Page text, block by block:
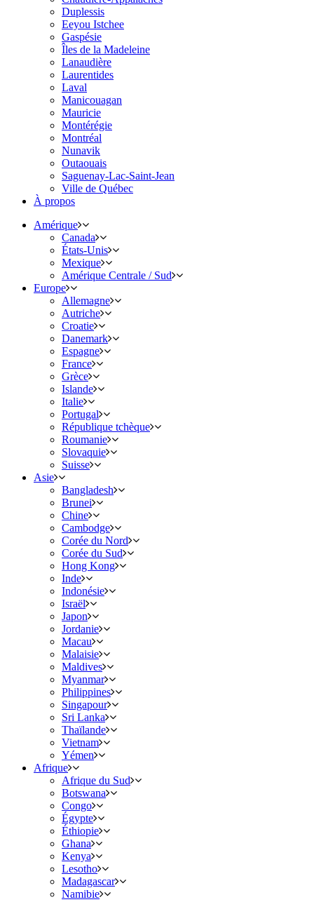
Duplessis
Eeyou Istchee
Gaspésie
Îles de la Madeleine
Lanaudière
Laurentides
Laval
Manicouagan
Mauricie
Montérégie
Montréal
Nunavik
Outaouais
Saguenay-Lac-Saint-Jean
Ville de Québec
À propos
Amérique
Canada
États-Unis
Mexique
Amérique Centrale / Sud
Europe
Allemagne
Autriche
Croatie
Danemark
Espagne
France
Grèce
Islande
Italie
Portugal
République tchèque
Roumanie
Slovaquie
Suisse
Asie
Bangladesh
Brunei
Chine
Cambodge
Corée du Nord
Corée du Sud
Hong Kong
Inde
Indonésie
Israël
Japon
Jordanie
Macau
Malaisie
Maldives
Myanmar
Philippines
Singapour
Sri Lanka
Thaïlande
Vietnam
Yémen
Afrique
Afrique du Sud
Botswana
Congo
Égypte
Éthiopie
Ghana
Kenya
Lesotho
Madagascar
Namibie